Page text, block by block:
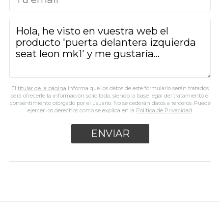
El titular de la página informa que los datos de este formulario serán tratados
para ofrecerle la información solicitada, siendo la base legal del tratamiento el
consentimiento otorgado por el usuario. No se cederán datos a terceros. Puede
ejercer los derechos como se explica en la Política de Privacidad.